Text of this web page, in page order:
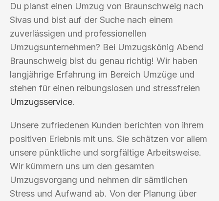
Du planst einen Umzug von Braunschweig nach
Sivas und bist auf der Suche nach einem
zuverlässigen und professionellen
Umzugsunternehmen? Bei Umzugskönig Abend
Braunschweig bist du genau richtig! Wir haben
langjährige Erfahrung im Bereich Umzüge und
stehen für einen reibungslosen und stressfreien
Umzugsservice.
Unsere zufriedenen Kunden berichten von ihrem
positiven Erlebnis mit uns. Sie schätzen vor allem
unsere pünktliche und sorgfältige Arbeitsweise.
Wir kümmern uns um den gesamten
Umzugsvorgang und nehmen dir sämtlichen
Stress und Aufwand ab. Von der Planung über